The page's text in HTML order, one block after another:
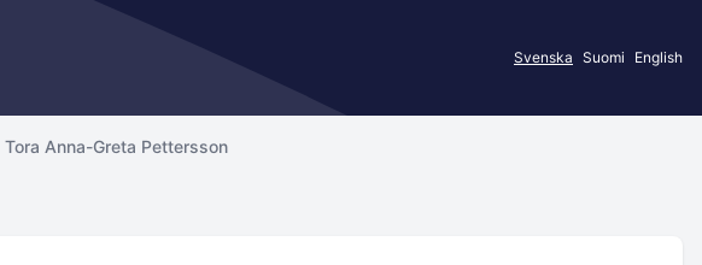
Svenska Suomi English
Tora Anna-Greta Pettersson